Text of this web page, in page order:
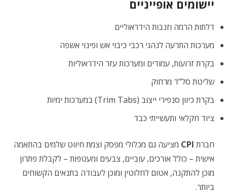
יישומים אופייניים
דלתות הרמה וזנבות הידראוליים
מערכות התרעה לנהגי רכבי כיבוי אש ופינוי אשפה
בקרת זרועות, עמודים ומערכות עזר הידראוליות
שליטת סל"ד מרחוק
בקרת כיוון סנפירי ייצוב (Trim Tabs) במערכות ימיות
ציוד חקלאי ותעשייתי כבד
חברת CPI מציעה גם מכלולי מפסק וצמת חיווט שלמים בהתאמה
אישית – כולל אורכים, עוביים, צבעים ומעטפות – לקבלת פתרון
מוכן להתקנה, אטום לחלוטין ומוכן לעבודה בתנאים הקשוחים
ביותר.